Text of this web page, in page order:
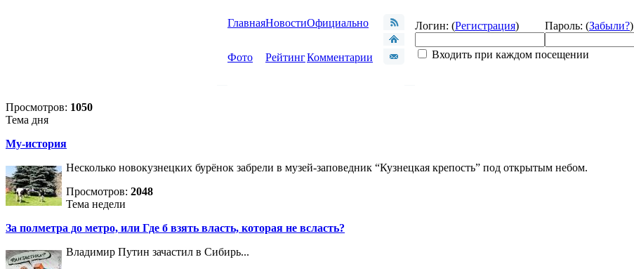
ГлавнаяНовостиОфициально
Фото РейтингКомментарии
Логин: (Регистрация) Пароль: (Забыли?)
Входить при каждом посещении
Просмотров: 1050
Тема дня
Му-история
Несколько новокузнецких бурёнок забрели в музей-заповедник “Кузнецкая крепость” под открытым небом.
Просмотров: 2048
Тема недели
За полметра до метро, или Где б взять власть, которая не всласть?
Владимир Путин зачастил в Сибирь...